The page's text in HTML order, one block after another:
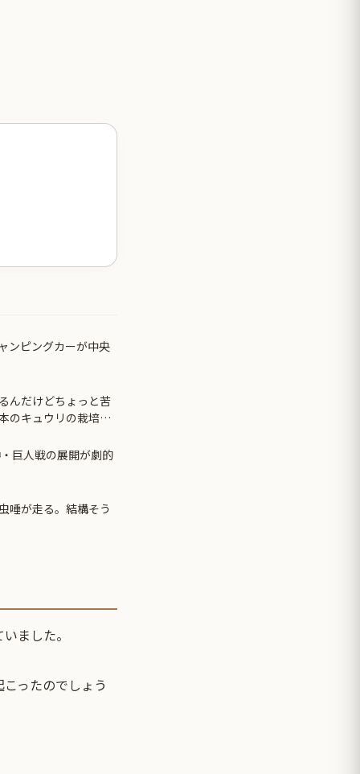
ンピングカーが中央
んだけどちょっと苦
のキュウリの栽培方
巨人戦の展開が劇的
唾が走る。結構そう
ました。
ったのでしょう